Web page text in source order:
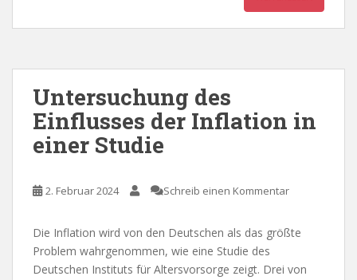
Untersuchung des
Einflusses der Inflation in
einer Studie
2. Februar 2024 Schreib einen Kommentar
Die Inflation wird von den Deutschen als das größte
Problem wahrgenommen, wie eine Studie des
Deutschen Instituts für Altersvorsorge zeigt. Drei von